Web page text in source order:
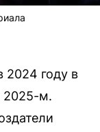
2024 году в
2025-м.